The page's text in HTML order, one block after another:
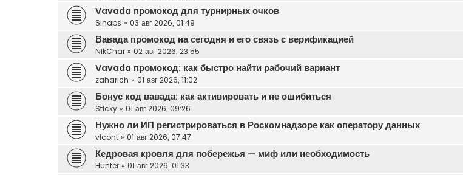
Vavada промокод для турнирных очков
Sinaps » 03 авг 2026, 01:49
Вавада промокод на сегодня и его связь с верификацией
NikChar » 02 авг 2026, 23:55
Vavada промокод: как быстро найти рабочий вариант
zaharich » 01 авг 2026, 11:02
Бонус код вавада: как активировать и не ошибиться
Sticky » 01 авг 2026, 09:26
Нужно ли ИП регистрироваться в Роскомнадзоре как оператору данных
vicont » 01 авг 2026, 07:47
Кедровая кровля для побережья — миф или необходимость
Hunter » 01 авг 2026, 01:33